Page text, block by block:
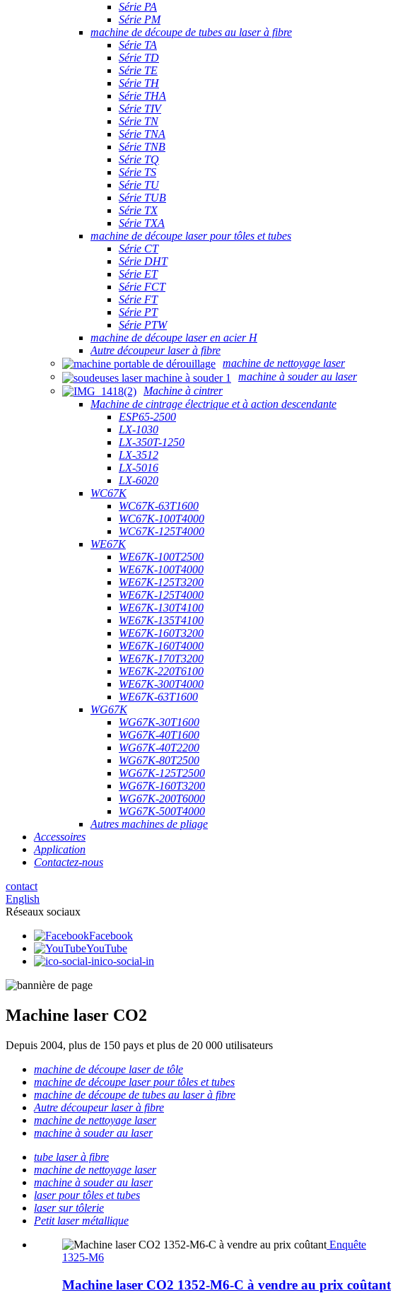
Série PA
Série PM
machine de découpe de tubes au laser à fibre
Série TA
Série TD
Série TE
Série TH
Série THA
Série TIV
Série TN
Série TNA
Série TNB
Série TQ
Série TS
Série TU
Série TUB
Série TX
Série TXA
machine de découpe laser pour tôles et tubes
Série CT
Série DHT
Série ET
Série FCT
Série FT
Série PT
Série PTW
machine de découpe laser en acier H
Autre découpeur laser à fibre
machine de nettoyage laser
machine à souder au laser
Machine à cintrer
Machine de cintrage électrique et à action descendante
ESP65-2500
LX-1030
LX-350T-1250
LX-3512
LX-5016
LX-6020
WC67K
WC67K-63T1600
WC67K-100T4000
WC67K-125T4000
WE67K
WE67K-100T2500
WE67K-100T4000
WE67K-125T3200
WE67K-125T4000
WE67K-130T4100
WE67K-135T4100
WE67K-160T3200
WE67K-160T4000
WE67K-170T3200
WE67K-220T6100
WE67K-300T4000
WE67K-63T1600
WG67K
WG67K-30T1600
WG67K-40T1600
WG67K-40T2200
WG67K-80T2500
WG67K-125T2500
WG67K-160T3200
WG67K-200T6000
WG67K-500T4000
Autres machines de pliage
Accessoires
Application
Contactez-nous
contact
English
Réseaux sociaux
Facebook
YouTube
ico-social-in
Machine laser CO2
Depuis 2004, plus de 150 pays et plus de 20 000 utilisateurs
machine de découpe laser de tôle
machine de découpe laser pour tôles et tubes
machine de découpe de tubes au laser à fibre
Autre découpeur laser à fibre
machine de nettoyage laser
machine à souder au laser
tube laser à fibre
machine de nettoyage laser
machine à souder au laser
laser pour tôles et tubes
laser sur tôlerie
Petit laser métallique
Enquête
1325-M6
Machine laser CO2 1352-M6-C à vendre au prix coûtant